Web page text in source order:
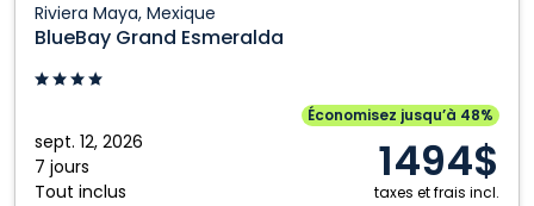
Edmonton
Fort McMurray
Kamloops
Montréal
Toronto
Vancouver
Victoria
Riviera Maya, Mexique
BlueBay Grand Esmeralda
sept. 12, 2026
7 jours
Tout inclus
Économisez jusqu’à 48%
1494$
taxes et frais incl.
Grand
Esmeralda:
Riviera
Mexique